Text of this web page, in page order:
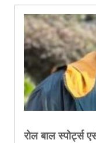
उन्होंने..
रोल बाल स्पोर्ट्स